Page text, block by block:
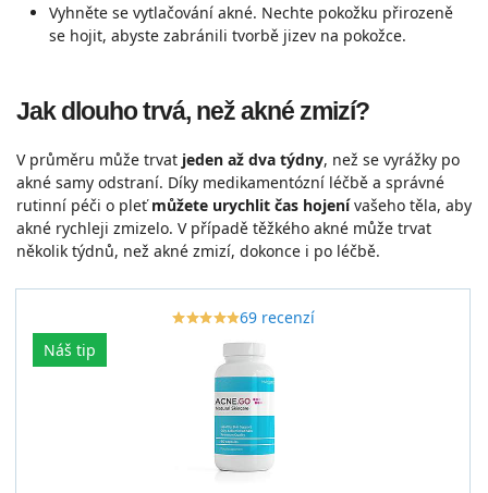
Vyhněte se vytlačování akné. Nechte pokožku přirozeně
se hojit, abyste zabránili tvorbě jizev na pokožce.
Jak dlouho trvá, než akné zmizí?
V průměru může trvat jeden až dva týdny, než se vyrážky po
akné samy odstraní. Díky medikamentózní léčbě a správné
rutinní péči o pleťmůžete urychlit čas hojenívašeho těla, aby
akné rychleji zmizelo. V případě těžkého akné může trvat
několik týdnů, než akné zmizí, dokonce i po léčbě.
star_borderstar_borderstar_borderstar_borderstar_border
starstarstarstarstar69 recenzí
Náš tip